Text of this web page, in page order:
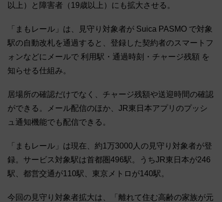
以上）と障害者（19歳以上）にも拡大させる。
「まもレール」は、見守り対象者が Suica PASMO で対象
駅の自動改札を通過すると、登録した契約者のスマートフ
ォンなどにメールで 利用駅・通過時刻・チャージ残額 を
知らせる仕組み。
居場所の確認だけでなく、チャージ残額や送迎時間の確認
ができる。メール配信のほか、JR東日本アプリのプッシ
ュ通知機能でも配信できる。
「まもレール」は現在、約1万3000人の見守り対象者が登
録。サービス対象駅は首都圏496駅。うちJR東日本が246
駅、都営交通が110駅、東京メトロが140駅。
今回の見守り対象者拡大は、「離れて住む高齢の家族が元